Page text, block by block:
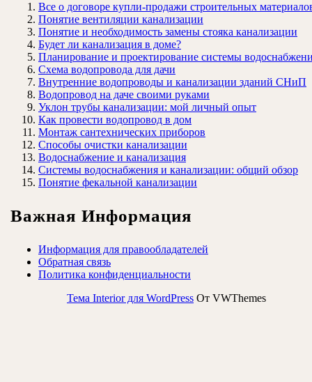
Все о договоре купли-продажи строительных
Понятие вентиляции канализации
Понятие и необходимость замены стояка канализации
Будет ли канализация в доме?
Планирование и проектирование системы
Схема водопровода для дачи
Внутренние водопроводы и канализации зданий СНиП
Водопровод на даче своими руками
Уклон трубы канализации: мой личный опыт
Как провести водопровод в дом
Монтаж сантехнических приборов
Способы очистки канализации
Водоснабжение и канализация
Системы водоснабжения и канализации: общий обзор
Понятие фекальной канализации
Важная Информация
Информация для правообладателей
Обратная связь
Политика конфиденциальности
Тема Interior для WordPress От VWThemes